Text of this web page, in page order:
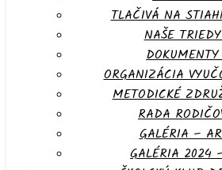
TLAČIVÁ NA
NAŠE
ORGANIZÁCIA
METODICKÉ
RADA
GALÉRIA –
GALÉRIA 2024